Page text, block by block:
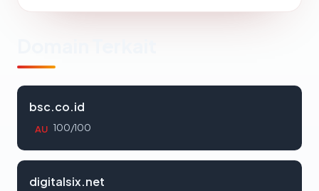
bsc.co.id
AU 100/100
digitalsix.net